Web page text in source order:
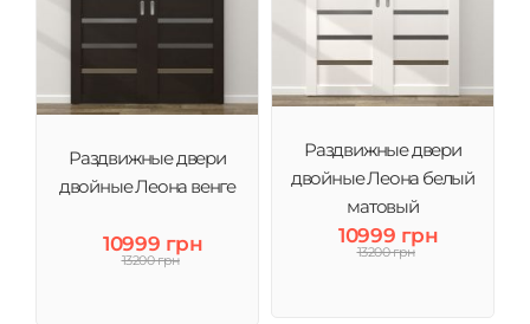
Раздвижные двери
двойные Леона белый
матовый
10999 грн
13200 грн
Раздвижные двери
двойные Леона венге
10999 грн
13200 грн